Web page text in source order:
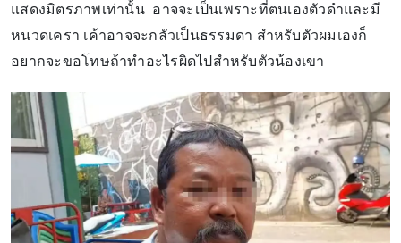
แสดงมิตรภาพเท่านั้น อาจจะเป็นเพราะที่ตนเองตัวดำและมี
หนวดเครา เค้าอาจจะกลัวเป็นธรรมดา สำหรับตัวผมเองก็
อยากจะขอโทษถ้าทำอะไรผิดไปสำหรับตัวน้องเขา